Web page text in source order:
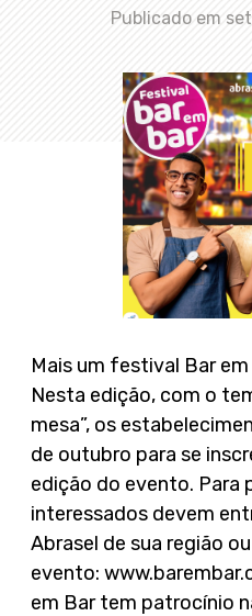
Publicado em
Mais um festival Bar
Nesta edição, com o
mesa”, os
de outubro para se
edição do evento. Para
interessados devem
Abrasel de sua região
evento:
em Bar tem patrocínio